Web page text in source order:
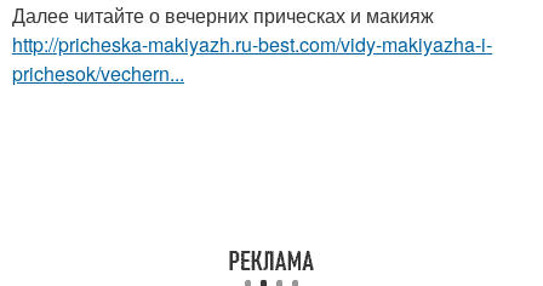
Далее читайте о вечерних прическах и макияж
http://pricheska-makiyazh.ru-best.com/vidy-makiyazha-i-
prichesok/vechern...